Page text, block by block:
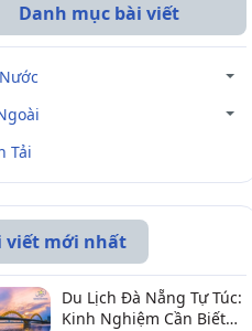
Danh mục bài viết
Tải
viết mới nhất
Du Lịch Đà Nẵng Tự Túc:
Kinh Nghiệm Cần Biết